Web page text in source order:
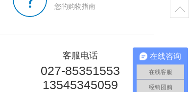
您的购物指南
客服电话
027-85351553
13545345059
在线咨询
在线客服
经销团购